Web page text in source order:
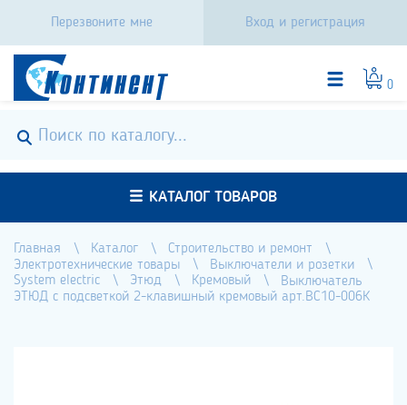
Перезвоните мне Вход и регистрация
0
КАТАЛОГ ТОВАРОВ
Главная Каталог
Строительство и ремонт
Электротехнические товары
Выключатели и розетки
System electric
Этюд Кремовый
Выключатель
ЭТЮД с подсветкой 2-клавишный кремовый арт.BC10-006К